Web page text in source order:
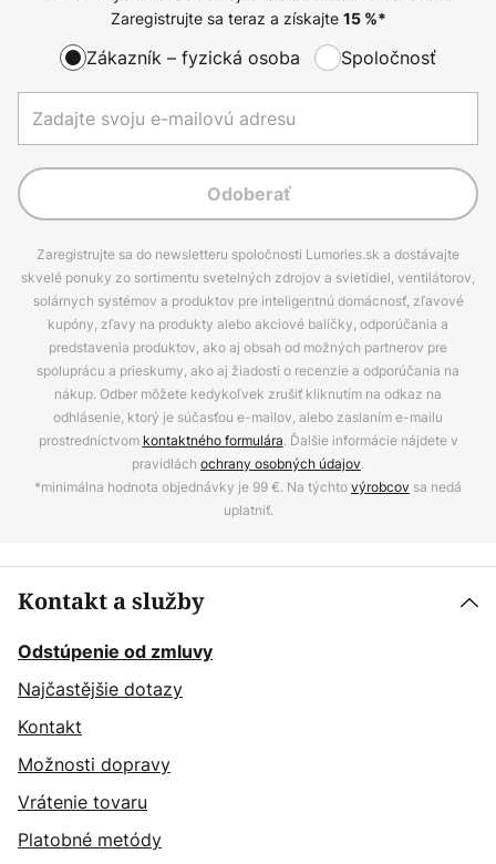
Zaregistrujte sa teraz a získajte 15%*
Zákazník – fyzická osoba Spoločnosť
Odoberať
Zaregistrujte sa do newsletteru spoločnosti Lumories.sk a dostávajte
skvelé ponuky zo sortimentu svetelných zdrojov a svietidiel, ventilátorov,
solárnych systémov a produktov pre inteligentnú domácnosť, zľavové
kupóny, zľavy na produkty alebo akciové balíčky, odporúčania a
predstavenia produktov, ako aj obsah od možných partnerov pre
spoluprácu a prieskumy, ako aj žiadosti o recenzie a odporúčania na
nákup. Odber môžete kedykoľvek zrušiť kliknutím na odkaz na
odhlásenie, ktorý je súčasťou e-mailov, alebo zaslaním e-mailu
prostredníctvom kontaktného formulára. Ďalšie informácie nájdete v
pravidlách ochrany osobných údajov.
*minimálna hodnota objednávky je 99 €. Na týchtovýrobcov sa nedá
uplatniť.
Kontakt a služby
Odstúpenie od zmluvy
Najčastějšie dotazy
Kontakt
Možnosti dopravy
Vrátenie tovaru
Platobné metódy